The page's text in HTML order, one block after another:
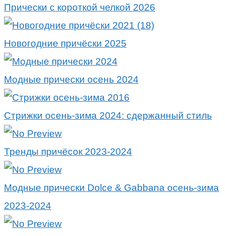
Прически с короткой челкой 2026
Новогодние причёски 2025
Модные прически осень 2024
Стрижки осень-зима 2024: сдержанный стиль
Тренды причёсок 2023-2024
Модные прически Dolce & Gabbana осень-зима
2023-2024